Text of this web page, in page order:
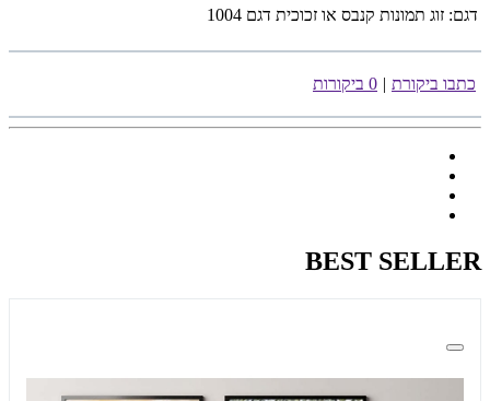
דגם: זוג תמונות קנבס או זכוכית דגם 1004
כתבו ביקורת | 0 ביקורות
BEST SELLER